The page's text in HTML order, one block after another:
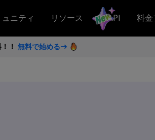
ュニティ リソース API 料金
！ 無料で始める→